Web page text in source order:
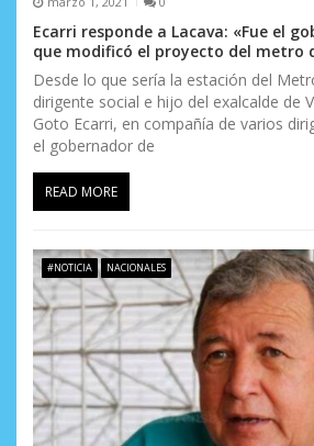
n
t
r
a
d
s
Ecarri responde a Lacava: «Fue el
que modificó el proyecto del metro
Desde lo que sería la estación del
dirigente social e hijo del exalcalde de
Goto Ecarri, en compañía de varios
el gobernador de
READ MORE
#NOTICIA NACIONALES